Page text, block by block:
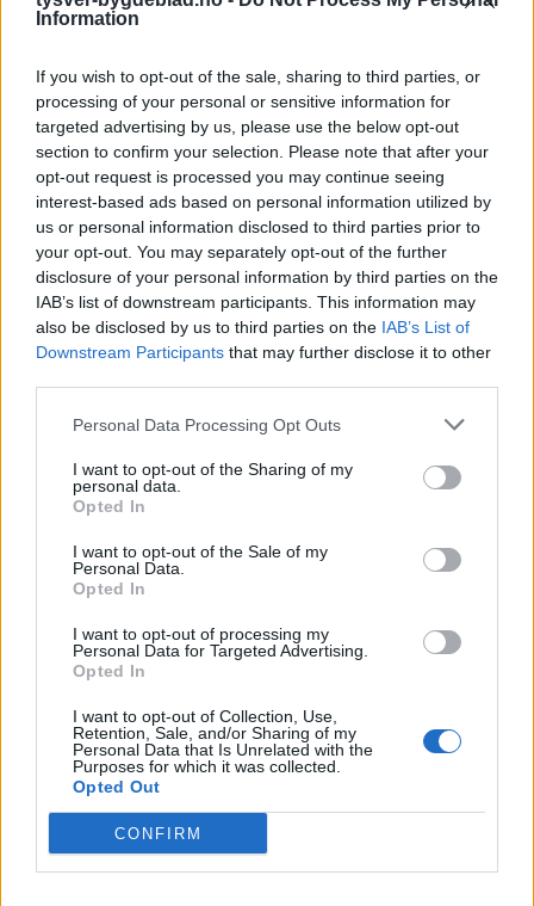
Information
If you wish to opt-out of the sale, sharing to third parties, or
processing of your personal or sensitive information for
targeted advertising by us, please use the below opt-out
section to confirm your selection. Please note that after your
opt-out request is processed you may continue seeing
interest-based ads based on personal information utilized by
us or personal information disclosed to third parties prior to
your opt-out. You may separately opt-out of the further
disclosure of your personal information by third parties on the
IAB’s list of downstream participants. This information may
also be disclosed by us to third parties on the IAB’s List of
Downstream Participants that may further disclose it to other
Personal Data Processing Opt Outs
I want to opt-out of the Sharing of my
personal data.
Opted In
I want to opt-out of the Sale of my
Personal Data.
Opted In
I want to opt-out of processing my
Personal Data for Targeted Advertising.
Opted In
I want to opt-out of Collection, Use,
Retention, Sale, and/or Sharing of my
Personal Data that Is Unrelated with the
Purposes for which it was collected.
Opted Out
CONFIRM
Logg inn
Har du ikkje abonnement?
Bli abonnent
Næringsliv
Nyhende
Mest lest siste syv dager
Sommerpraten
– Finner roen på hytta
ABONNEMENT
Leiar